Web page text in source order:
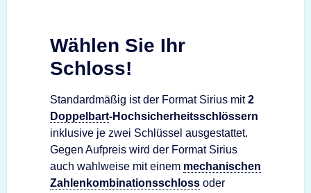
Wählen Sie Ihr
Schloss!
Standardmäßig ist der Format Sirius mit2
Doppelbart-Hochsicherheitsschlössern
inklusive je zwei Schlüssel ausgestattet.
Gegen Aufpreis wird der Format Sirius
auch wahlweise mit einem mechanischen
Zahlenkombinationsschloss oder